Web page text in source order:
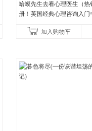
蛤蟆先生去看心理医生（热
册！英国经典心理咨询入门
加入购物车